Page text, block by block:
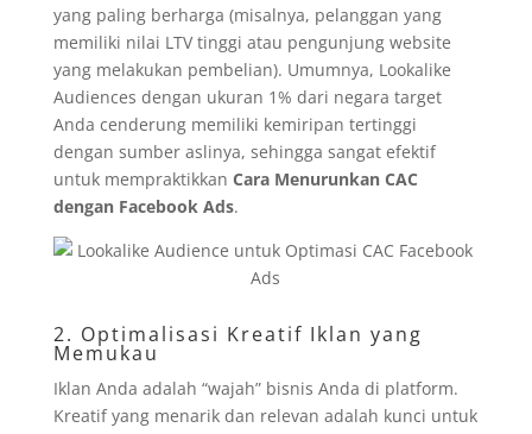
yang paling berharga (misalnya, pelanggan yang
memiliki nilai LTV tinggi atau pengunjung website
yang melakukan pembelian). Umumnya, Lookalike
Audiences dengan ukuran 1% dari negara target
Anda cenderung memiliki kemiripan tertinggi
dengan sumber aslinya, sehingga sangat efektif
untuk mempraktikkan Cara Menurunkan CAC
dengan Facebook Ads.
2. Optimalisasi Kreatif Iklan yang
Memukau
Iklan Anda adalah “wajah” bisnis Anda di platform.
Kreatif yang menarik dan relevan adalah kunci untuk